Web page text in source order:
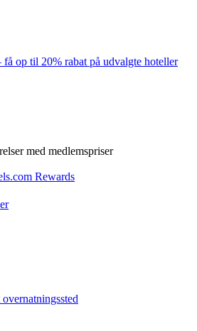
få op til 20% rabat på udvalgte hoteller
med medlemspriser
Rewards